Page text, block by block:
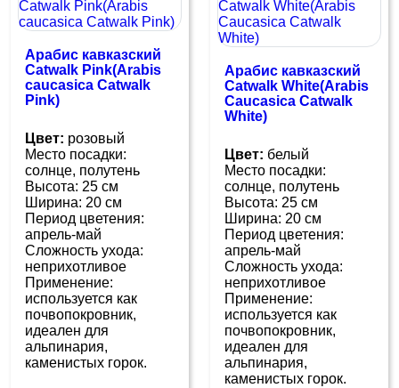
Арабис кавказский
Catwalk Pink(Arabis
caucasica Catwalk
Pink)
Цвет: розовый
Место посадки:
cолнце, полутень
Высота: 25 см
Ширина: 20 см
Период цветения:
апрель-май
Сложность ухода:
неприхотливое
Применение:
используется как
почвопокровник,
идеален для
альпинария,
каменистых горок.
Арабис кавказский
Catwalk White(Arabis
Caucasica Catwalk
White)
Цвет: белый
Место посадки:
cолнце, полутень
Высота: 25 см
Ширина: 20 см
Период цветения:
апрель-май
Сложность ухода:
неприхотливое
Применение:
используется как
почвопокровник,
идеален для
альпинария,
каменистых горок.